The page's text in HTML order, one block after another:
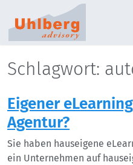
Schlagwort:
Eigener
Agentur?
Sie haben hauseigene
ein Unternehmen auf